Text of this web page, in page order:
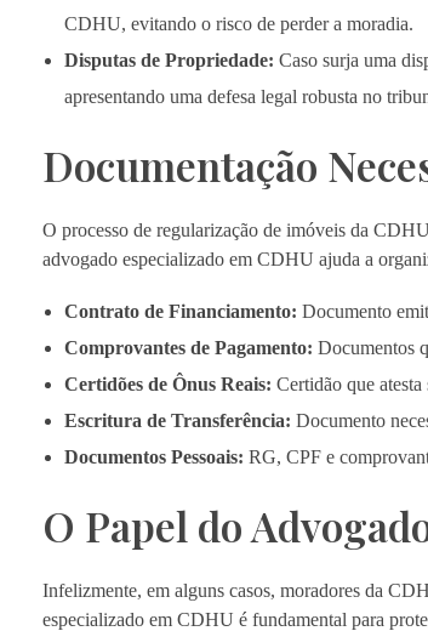
CDHU, evitando o risco de perder a moradia.
Disputas de Propriedade: Caso surja uma
apresentando uma defesa legal robusta no
Documentação
O processo de regularização de imóveis da
advogado especializado em CDHU ajuda a
Contrato de Financiamento: Documento
Comprovantes de Pagamento: Documentos
Certidões de Ônus Reais: Certidão que
Escritura de Transferência: Documento
Documentos Pessoais: RG, CPF e
O Papel do
Infelizmente, em alguns casos, moradores da
especializado em CDHU é fundamental para